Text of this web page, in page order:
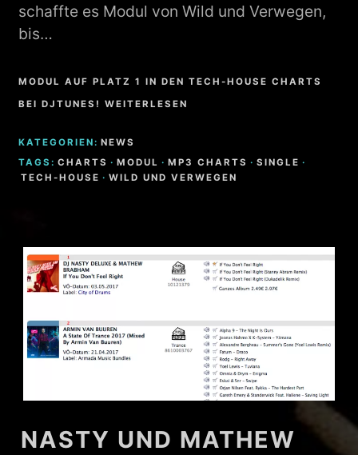
schaffte es Modul von Wild und Verwegen,
bis…
MODUL AUF PLATZ 1 IN DEN TECH-HOUSE CHARTS
BEI DJTUNES! WEITERLESEN
KATEGORIEN: NEWS
TAGS: CHARTS · MODUL · MP3 CHARTS · SINGLE ·
TECH-HOUSE · WILD UND VERWEGEN
NASTY UND MATHEW